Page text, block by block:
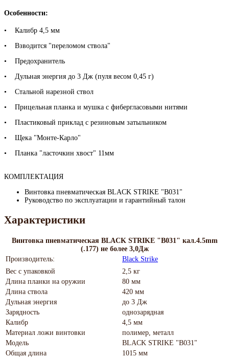
Особенности:
• Калибр 4,5 мм
• Взводится "переломом ствола"
• Предохранитель
• Дульная энергия до 3 Дж (пуля весом 0,45 г)
• Стальной нарезной ствол
• Прицельная планка и мушка с фибергласовыми нитями
• Пластиковый приклад с резиновым затыльником
• Щека "Монте-Карло"
• Планка "ласточкин хвост" 11мм
КОМПЛЕКТАЦИЯ
Винтовка пневматическая BLACK STRIKE "B031"
Руководство по эксплуатации и гарантийный талон
Характеристики
Винтовка пневматическая BLACK STRIKE "B031" кал.4.5mm
(.177) не более 3,0Дж
Производитель:
Black Strike
Вес с упаковкой
2,5 кг
Длина планки на оружии
80 мм
Длина ствола
420 мм
Дульная энергия
до 3 Дж
Зарядность
однозарядная
Калибр
4,5 мм
Материал ложи винтовки
полимер, металл
Модель
BLACK STRIKE "B031"
Общая длина
1015 мм